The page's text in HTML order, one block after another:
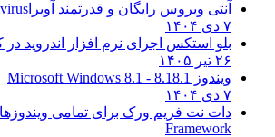
آنتی ویروس رایگان و قدرتمند آویرا
بلو استکس اجرای نرم افزار اندروید در
۲۶ تیر ۱۴۰۵
ویندوز 8.18.1 - Microsoft Windows 8.1
دات نت فریم ورک برای تمامی ویندوزها
Framework